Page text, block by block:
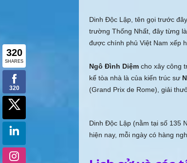
Dinh Độc Lập, tên gọi trước
trường Thống Nhất, đây từng
được chính phủ Việt Nam xếp
Ngô Đình Diệmcho xây công
kế tòa nhà là của kiến trúc sư
(Grand Prix de Rome), giải
Dinh Độc Lập (nằm tại số 135
hiện nay, mỗi ngày có hàng